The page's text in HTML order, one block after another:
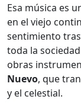
Esa música es
en el viejo
sentimiento
toda la
obras
Nuevo, que
y el celestial.